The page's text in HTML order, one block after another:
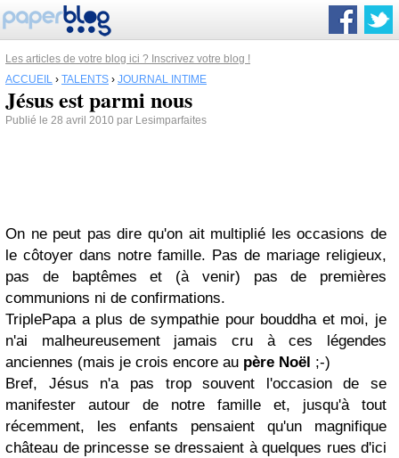
Les articles de votre blog ici ? Inscrivez votre blog !
ACCUEIL › TALENTS › JOURNAL INTIME
Jésus est parmi nous
Publié le 28 avril 2010 par Lesimparfaites
On ne peut pas dire qu'on ait multiplié les occasions de
le côtoyer dans notre famille. Pas de mariage religieux,
pas de baptêmes et (à venir) pas de premières
communions ni de confirmations.
TriplePapa a plus de sympathie pour bouddha et moi, je
n'ai malheureusement jamais cru à ces légendes
anciennes (mais je crois encore au père Noël ;-)
Bref, Jésus n'a pas trop souvent l'occasion de se
manifester autour de notre famille et, jusqu'à tout
récemment, les enfants pensaient qu'un magnifique
château de princesse se dressaient à quelques rues d'ici